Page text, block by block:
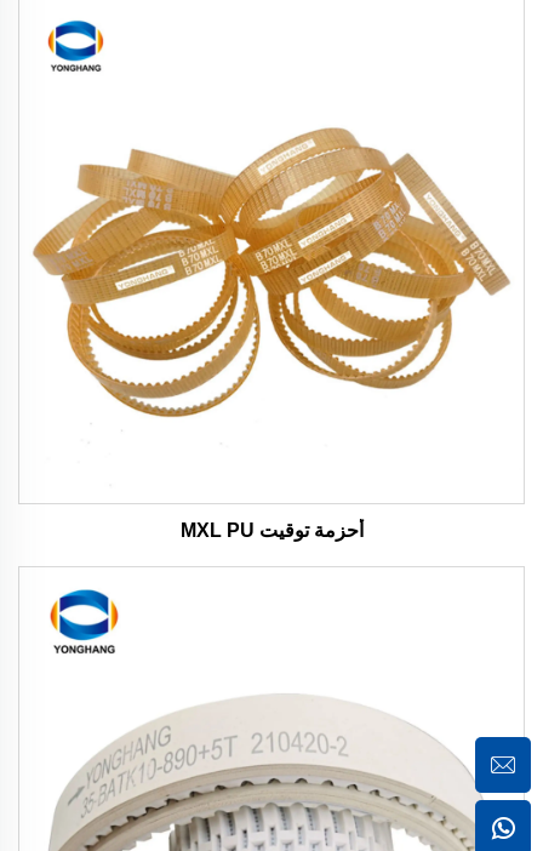
أحزمة توقيت MXL PU